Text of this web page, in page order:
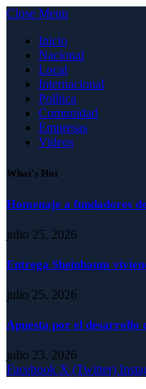
Close Menu
Inicio
Nacional
Local
Internacional
Política
Comunidad
Empresas
Videos
What's Hot
Homenaje a fundadores
julio 25, 2026
Entrega Sheinbaum
julio 25, 2026
Apuesta por el desarrollo
julio 23, 2026
Facebook X (Twitter)